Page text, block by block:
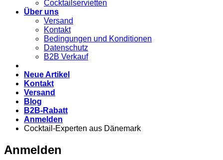
Cocktailservietten
Über uns
Versand
Kontakt
Bedingungen und Konditionen
Datenschutz
B2B Verkauf
Neue Artikel
Kontakt
Versand
Blog
B2B-Rabatt
Anmelden
Cocktail-Experten aus Dänemark
Anmelden